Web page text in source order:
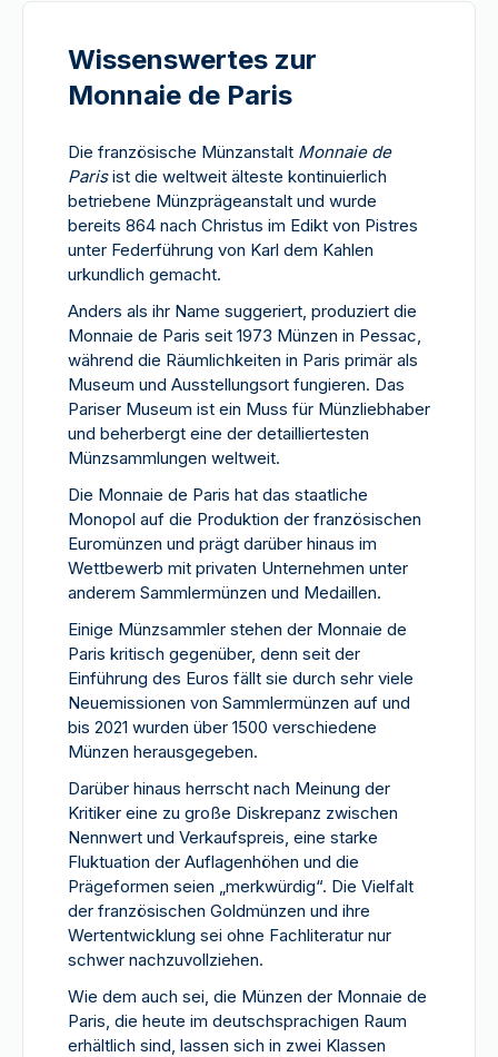
Wissenswertes zur
Monnaie de Paris
Die französische Münzanstalt Monnaie de
Parisist die weltweit älteste kontinuierlich
betriebene Münzprägeanstalt und wurde
bereits 864 nach Christus im Edikt von Pistres
unter Federführung von Karl dem Kahlen
urkundlich gemacht.
Anders als ihr Name suggeriert, produziert die
Monnaie de Paris seit 1973 Münzen in Pessac,
während die Räumlichkeiten in Paris primär als
Museum und Ausstellungsort fungieren. Das
Pariser Museum ist ein Muss für Münzliebhaber
und beherbergt eine der detailliertesten
Münzsammlungen weltweit.
Die Monnaie de Paris hat das staatliche
Monopol auf die Produktion der französischen
Euromünzen und prägt darüber hinaus im
Wettbewerb mit privaten Unternehmen unter
anderem Sammlermünzen und Medaillen.
Einige Münzsammler stehen der Monnaie de
Paris kritisch gegenüber, denn seit der
Einführung des Euros fällt sie durch sehr viele
Neuemissionen von Sammlermünzen auf und
bis 2021 wurden über 1500 verschiedene
Münzen herausgegeben.
Darüber hinaus herrscht nach Meinung der
Kritiker eine zu große Diskrepanz zwischen
Nennwert und Verkaufspreis, eine starke
Fluktuation der Auflagenhöhen und die
Prägeformen seien „merkwürdig“. Die Vielfalt
der französischen Goldmünzen und ihre
Wertentwicklung sei ohne Fachliteratur nur
schwer nachzuvollziehen.
Wie dem auch sei, die Münzen der Monnaie de
Paris, die heute im deutschsprachigen Raum
erhältlich sind, lassen sich in zwei Klassen